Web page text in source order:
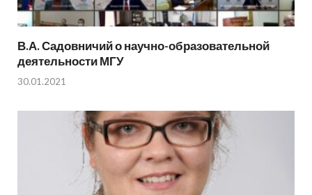
В.А. Садовничий о научно-образовательной
деятельности МГУ
30.01.2021